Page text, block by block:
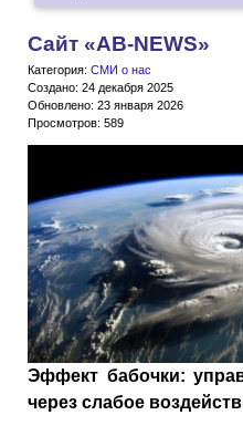
Сайт «AB-NEWS»
Категория: СМИ о нас
Создано: 24 декабря 2025
Обновлено: 23 января 2026
Просмотров: 589
Эффект бабочки:
через слабое